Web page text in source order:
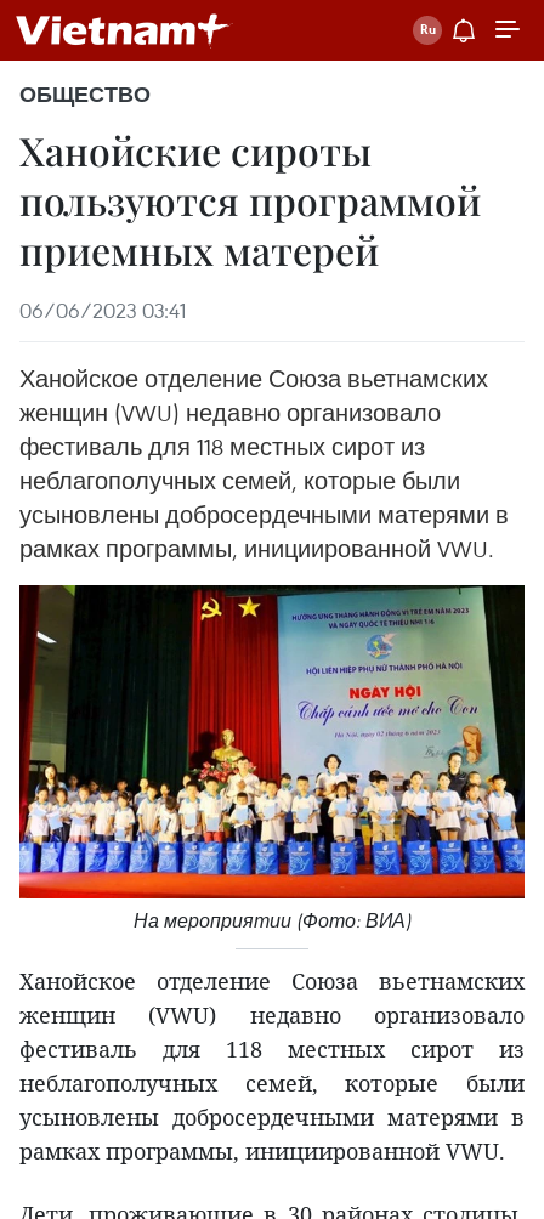
ОБЩЕСТВО
Ханойские сироты
пользуются программой
приемных матерей
06/06/2023 03:41
Ханойское отделение Союза вьетнамских
женщин (VWU) недавно организовало
фестиваль для 118 местных сирот из
неблагополучных семей, которые были
усыновлены добросердечными матерями в
рамках программы, инициированной VWU.
На мероприятии (Фото: ВИА)
Ханойское отделение Союза вьетнамских
женщин (VWU) недавно организовало
фестиваль для 118 местных сирот из
неблагополучных семей, которые были
усыновлены добросердечными матерями в
рамках программы, инициированной VWU.